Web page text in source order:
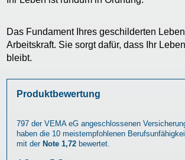
Das Fundament Ihres geschilderten
Arbeitskraft. Sie sorgt dafür, dass Ihr
bleibt.
Produktbewertung
797 der VEMA eG angeschlossenen
haben die 10 meistempfohlenen
mit der Note 1,72 bewertet.